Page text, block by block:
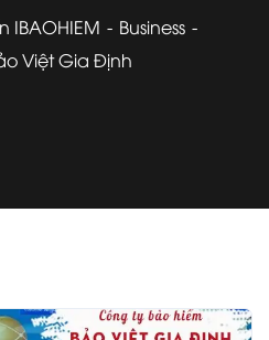
IBAOHIEM
Business
Việt Gia Định